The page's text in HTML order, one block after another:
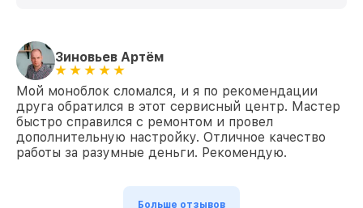
Зиновьев Артём
Мой моноблок сломался, и я по рекомендации
друга обратился в этот сервисный центр. Мастер
быстро справился с ремонтом и провел
дополнительную настройку. Отличное качество
работы за разумные деньги. Рекомендую.
Больше отзывов